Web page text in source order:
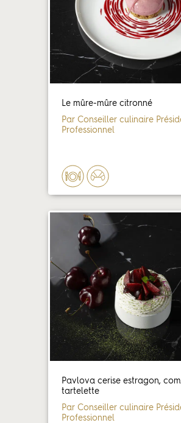
Le mûre-mûre citronné
Par Conseiller culinaire
Professionnel
Pavlova cerise estragon,
tartelette
Par Conseiller culinaire
Professionnel